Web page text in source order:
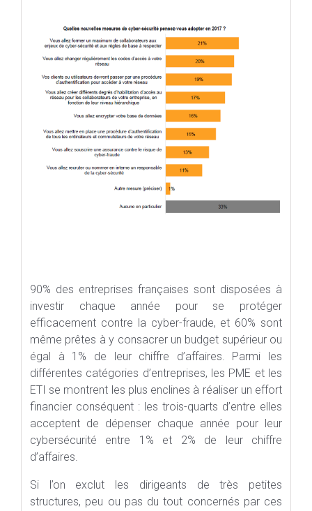
90% des entreprises françaises sont disposées à
investir chaque année pour se protéger
efficacement contre la cyber-fraude, et 60% sont
même prêtes à y consacrer un budget supérieur ou
égal à 1% de leur chiffre d’affaires. Parmi les
différentes catégories d’entreprises, les PME et les
ETI se montrent les plus enclines à réaliser un effort
financier conséquent : les trois-quarts d’entre elles
acceptent de dépenser chaque année pour leur
cybersécurité entre 1% et 2% de leur chiffre
d’affaires.
Si l’on exclut les dirigeants de très petites
structures, peu ou pas du tout concernés par ces